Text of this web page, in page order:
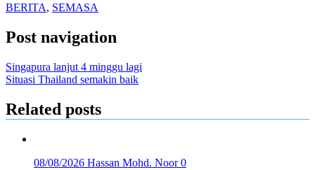
BERITA, SEMASA
Post navigation
Singapura lanjut 4 minggu lagi
Situasi Thailand semakin baik
Related posts
08/08/2026 Hassan Mohd. Noor0